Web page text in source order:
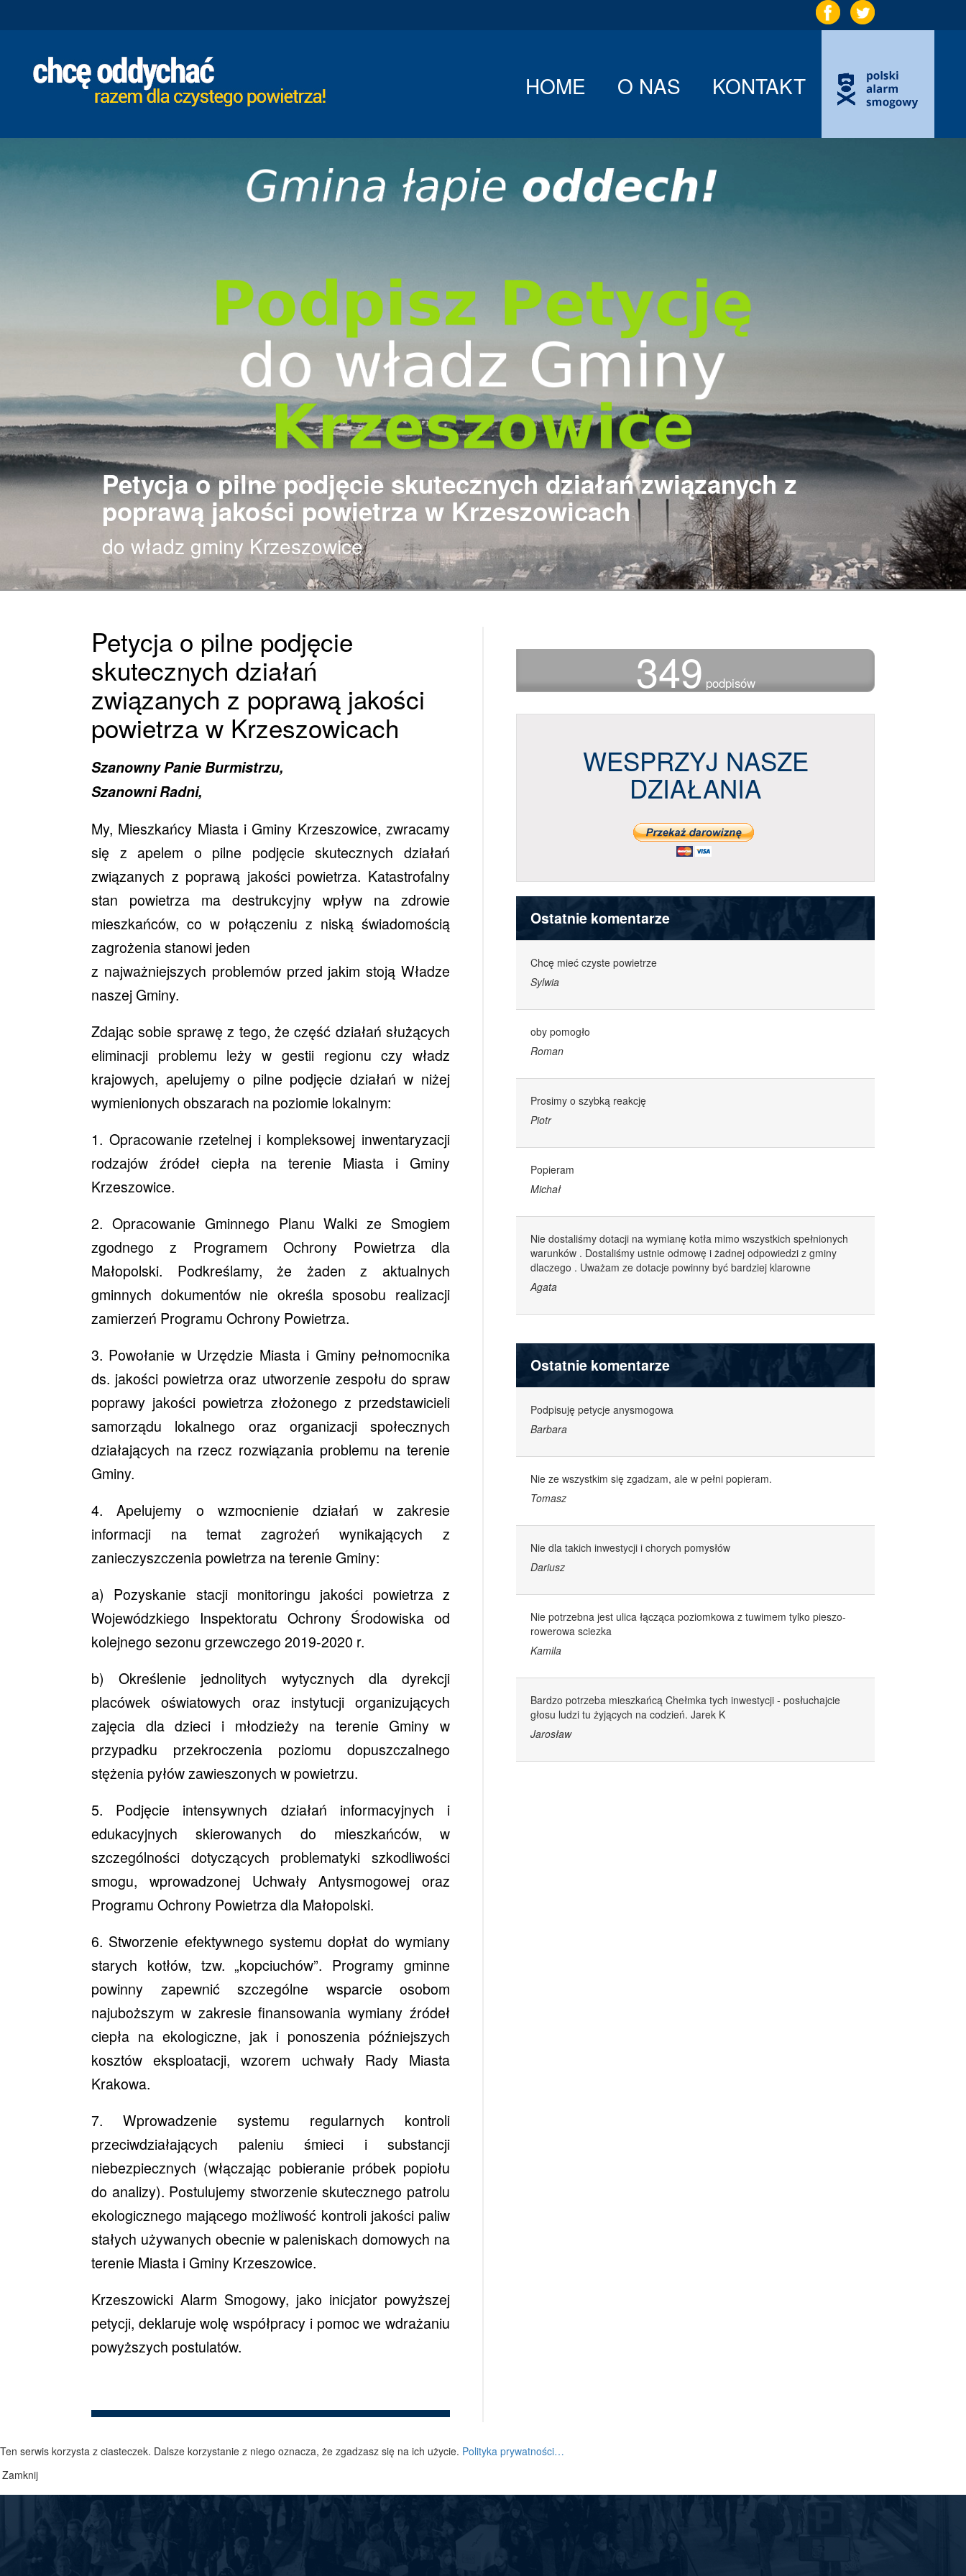
HOME O NAS KONTAKT
Petycja o pilne podjęcie skutecznych działań związanych z
poprawą jakości powietrza w Krzeszowicach
do władz gminy Krzeszowice
Petycja o pilne podjęcie
skutecznych działań
związanych z poprawą jakości
powietrza w Krzeszowicach
Szanowny Panie Burmistrzu,
Szanowni Radni,
My, Mieszkańcy Miasta i Gminy Krzeszowice, zwracamy
się z apelem o pilne podjęcie skutecznych działań
związanych z poprawą jakości powietrza. Katastrofalny
stan powietrza ma destrukcyjny wpływ na zdrowie
mieszkańców, co w połączeniu z niską świadomością
zagrożenia stanowi jeden
z najważniejszych problemów przed jakim stoją Władze
naszej Gminy.
Zdając sobie sprawę z tego, że część działań służących
eliminacji problemu leży w gestii regionu czy władz
krajowych, apelujemy o pilne podjęcie działań w niżej
wymienionych obszarach na poziomie lokalnym:
1. Opracowanie rzetelnej i kompleksowej inwentaryzacji
rodzajów źródeł ciepła na terenie Miasta i Gminy
Krzeszowice.
2. Opracowanie Gminnego Planu Walki ze Smogiem
zgodnego z Programem Ochrony Powietrza dla
Małopolski. Podkreślamy, że żaden z aktualnych
gminnych dokumentów nie określa sposobu realizacji
zamierzeń Programu Ochrony Powietrza.
3. Powołanie w Urzędzie Miasta i Gminy pełnomocnika
ds. jakości powietrza oraz utworzenie zespołu do spraw
poprawy jakości powietrza złożonego z przedstawicieli
samorządu lokalnego oraz organizacji społecznych
działających na rzecz rozwiązania problemu na terenie
Gminy.
4. Apelujemy o wzmocnienie działań w zakresie
informacji na temat zagrożeń wynikających z
zanieczyszczenia powietrza na terenie Gminy:
a) Pozyskanie stacji monitoringu jakości powietrza z
Wojewódzkiego Inspektoratu Ochrony Środowiska od
kolejnego sezonu grzewczego 2019-2020 r.
b) Określenie jednolitych wytycznych dla dyrekcji
placówek oświatowych oraz instytucji organizujących
zajęcia dla dzieci i młodzieży na terenie Gminy w
przypadku przekroczenia poziomu dopuszczalnego
stężenia pyłów zawieszonych w powietrzu.
5. Podjęcie intensywnych działań informacyjnych i
edukacyjnych skierowanych do mieszkańców, w
szczególności dotyczących problematyki szkodliwości
smogu, wprowadzonej Uchwały Antysmogowej oraz
Programu Ochrony Powietrza dla Małopolski.
6. Stworzenie efektywnego systemu dopłat do wymiany
starych kotłów, tzw. „kopciuchów”. Programy gminne
powinny zapewnić szczególne wsparcie osobom
najuboższym w zakresie finansowania wymiany źródeł
ciepła na ekologiczne, jak i ponoszenia późniejszych
kosztów eksploatacji, wzorem uchwały Rady Miasta
Krakowa.
7. Wprowadzenie systemu regularnych kontroli
przeciwdziałających paleniu śmieci i substancji
niebezpiecznych (włączając pobieranie próbek popiołu
do analizy). Postulujemy stworzenie skutecznego patrolu
ekologicznego mającego możliwość kontroli jakości paliw
stałych używanych obecnie w paleniskach domowych na
terenie Miasta i Gminy Krzeszowice.
Krzeszowicki Alarm Smogowy, jako inicjator powyższej
petycji, deklaruje wolę współpracy i pomoc we wdrażaniu
powyższych postulatów.
349 podpisów
WESPRZYJ NASZE
DZIAŁANIA
Ostatnie komentarze
Chcę mieć czyste powietrze
Sylwia
oby pomogło
Roman
Prosimy o szybką reakcję
Piotr
Popieram
Michał
Nie dostaliśmy dotacji na wymianę kotła mimo wszystkich spełnionych
warunków . Dostaliśmy ustnie odmowę i żadnej odpowiedzi z gminy
dlaczego . Uważam ze dotacje powinny być bardziej klarowne
Agata
Ostatnie komentarze
Podpisuję petycje anysmogowa
Barbara
Nie ze wszystkim się zgadzam, ale w pełni popieram.
Tomasz
Nie dla takich inwestycji i chorych pomysłów
Dariusz
Nie potrzebna jest ulica łącząca poziomkowa z tuwimem tylko pieszo-
rowerowa sciezka
Kamila
Bardzo potrzeba mieszkańcą Chełmka tych inwestycji - posłuchajcie
głosu ludzi tu żyjących na codzień. Jarek K
Jarosław
Ten serwis korzysta z ciasteczek. Dalsze korzystanie z niego oznacza, że zgadzasz się na ich użycie. Polityka prywatności…
Zamknij